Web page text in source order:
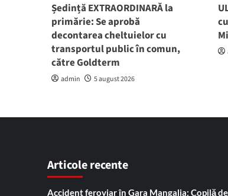
Ședință EXTRAORDINARĂ la
primărie: Se aprobă
decontarea cheltuielor cu
transportul public în comun,
către Goldterm
admin 5 august 2026
Articole recente
Accident feroviar în Gara Mangalia: Copilă